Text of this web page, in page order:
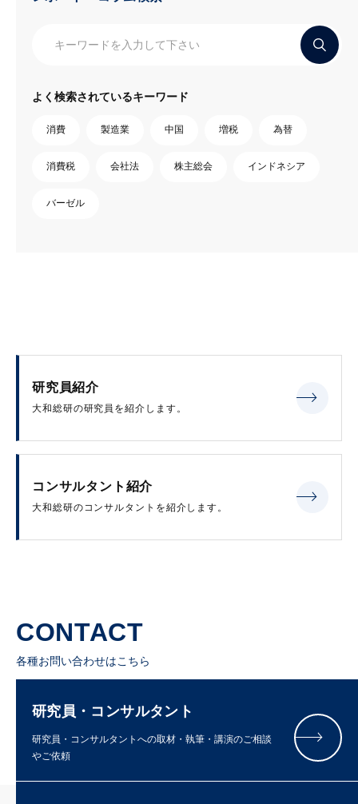
よく検索されているキーワード
消費 製造業 中国 増税 為替
消費税 会社法 株主総会 インドネシア
バーゼル
研究員紹介
大和総研の研究員を紹介します。
コンサルタント紹介
大和総研のコンサルタントを紹介します。
CONTACT
各種お問い合わせはこちら
研究員・コンサルタント
研究員・コンサルタントへの取材・執筆・講演のご相談
やご依頼